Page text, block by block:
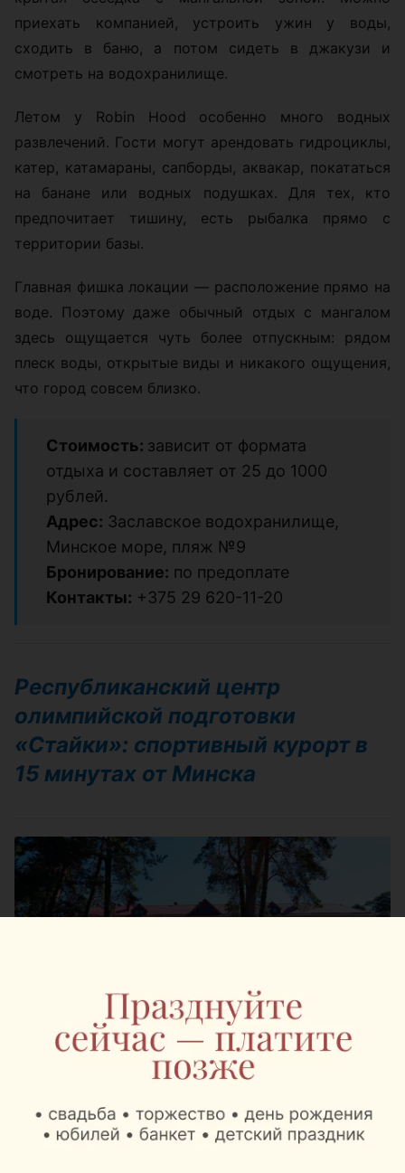
приехать компанией, устроить ужин у воды,
сходить в баню, а потом сидеть в джакузи и
смотреть на водохранилище.
Летом у Robin Hood особенно много водных
развлечений. Гости могут арендовать гидроциклы,
катер, катамараны, сапборды, аквакар, покататься
на банане или водных подушках. Для тех, кто
предпочитает тишину, есть рыбалка прямо с
территории базы.
Главная фишка локации — расположение прямо на
воде. Поэтому даже обычный отдых с мангалом
здесь ощущается чуть более отпускным: рядом
плеск воды, открытые виды и никакого ощущения,
что город совсем близко.
Стоимость: зависит от формата
отдыха и составляет от 25 до 1000
рублей.
Адрес: Заславское водохранилище,
Минское море, пляж №9
Бронирование: по предоплате
Контакты: +375 29 620-11-20
Республиканский центр
олимпийской подготовки
«Стайки»: спортивный курорт в
15 минутах от Минска